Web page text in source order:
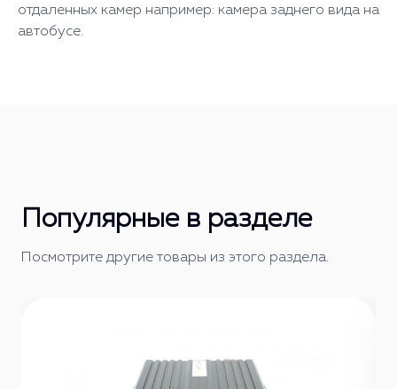
отдаленных камер например: камера заднего вида на
автобусе.
Популярные в разделе
Посмотрите другие товары из этого раздела.